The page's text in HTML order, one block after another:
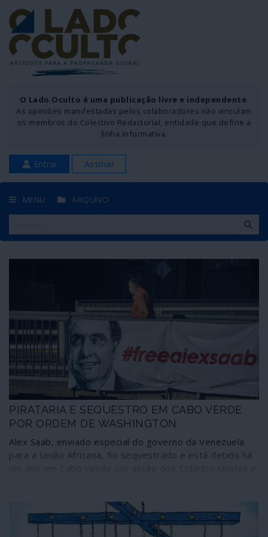
O Lado Oculto é uma publicação livre e independente.
As opiniões manifestadas pelos colaboradores não vinculam
os membros do Colectivo Redactorial, entidade que define a
linha informativa.
Entrar Assinar
MENU ARQUIVO
PIRATARIA E SEQUESTRO EM CABO VERDE
POR ORDEM DE WASHINGTON
Alex Saab, enviado especial do governo da Venezuela
para a União Africana, foi sequestrado e está detido há
sequestro, mantido à mão armada por um navio de
guerra norte-americano ancorado ao largo das costas
cabo-verdianas, não incomoda as sensíveis carpideiras